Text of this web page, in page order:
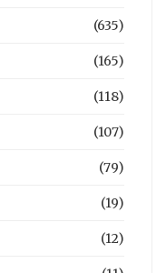
(635)
(165)
(118)
(107)
(79)
(19)
(12)